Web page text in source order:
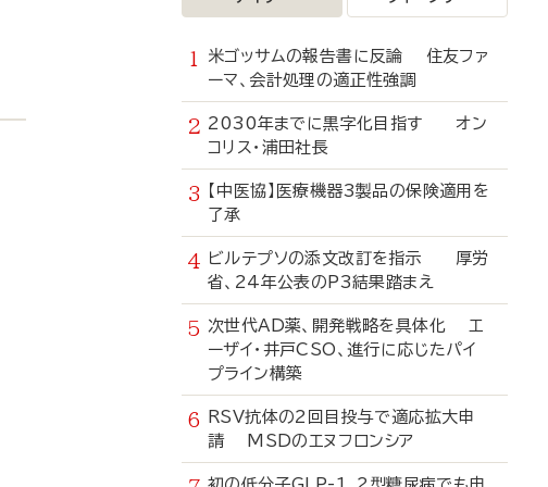
米ゴッサムの報告書に反論 住友ファ
ーマ、会計処理の適正性強調
2030年までに黒字化目指す オン
コリス・浦田社長
【中医協】医療機器3製品の保険適用を
了承
ビルテプソの添文改訂を指示 厚労
省、24年公表のP3結果踏まえ
次世代AD薬、開発戦略を具体化 エ
ーザイ・井戸CSO、進行に応じたパイ
プライン構築
RSV抗体の2回目投与で適応拡大申
請 MSDのエヌフロンシア